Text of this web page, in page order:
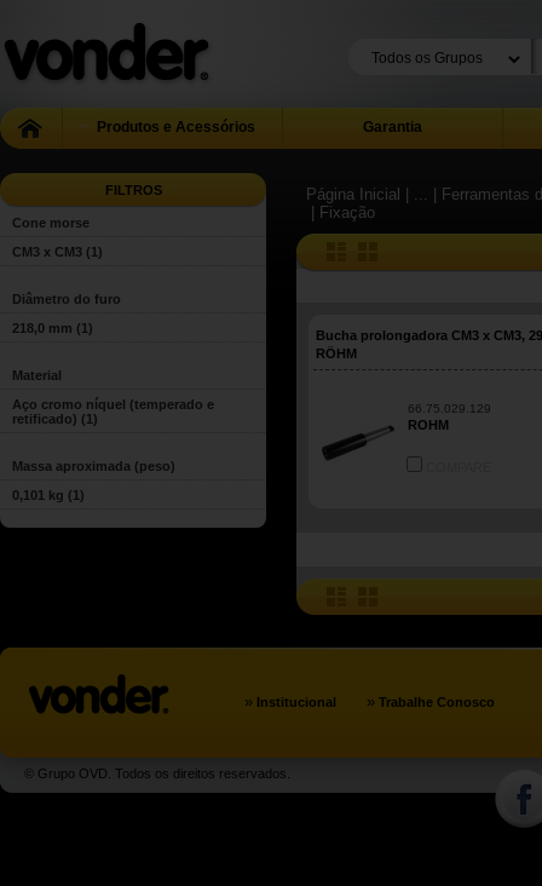
Produtos e Acessórios Garantia
FILTROS
Cone morse
CM3 x CM3 (1)
Diâmetro do furo
218,0 mm (1)
Material
Aço cromo níquel (temperado e
retificado) (1)
Massa aproximada (peso)
0,101 kg (1)
Página Inicial | ...
|
| Fixação
Bucha prolongadora CM3 x CM3,
RÖHM
66.75.029.129
ROHM
» Institucional » Trabalhe Conosco
© Grupo OVD. Todos os direitos reservados.